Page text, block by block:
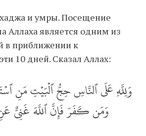
и умры. Посещение
Аллаха является одним из
в приближении к
10 дней. Сказал Аллах:
وَلِلَّهِ عَلَى ٱلنَّاسِ حِجُّ ٱلۡبَيۡتِ مَنِ
وَمَن كَفَرَ فَإِنَّ ٱللَّهَ غَنِيٌّ